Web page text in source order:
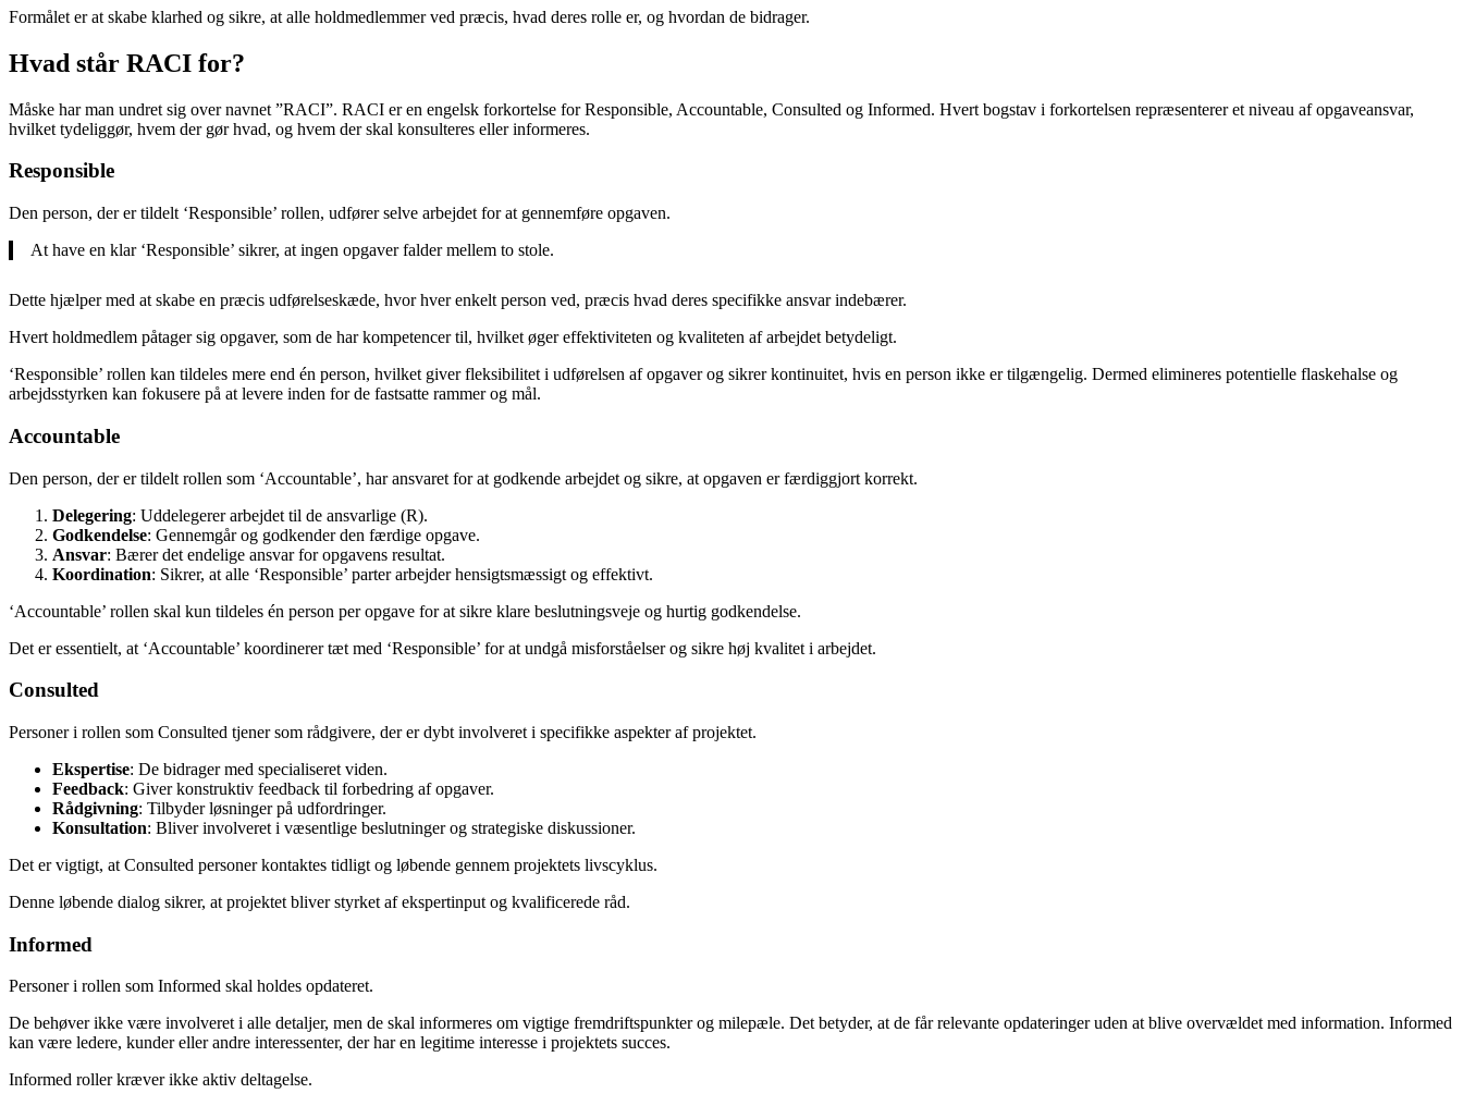
Formålet er at skabe klarhed og sikre, at alle holdmedlemmer ved præcis, hvad deres rolle er, og hvordan de bidrager.
Hvad står RACI for?
Måske har man undret sig over navnet ”RACI”. RACI er en engelsk forkortelse for Responsible, Accountable, Consulted og Informed. Hvert bogstav i forkortelsen repræsenterer et niveau af opgaveansvar,
hvilket tydeliggør, hvem der gør hvad, og hvem der skal konsulteres eller informeres.
Responsible
Den person, der er tildelt ‘Responsible’ rollen, udfører selve arbejdet for at gennemføre opgaven.
At have en klar ‘Responsible’ sikrer, at ingen opgaver falder mellem to stole.
Dette hjælper med at skabe en præcis udførelseskæde, hvor hver enkelt person ved, præcis hvad deres specifikke ansvar indebærer.
Hvert holdmedlem påtager sig opgaver, som de har kompetencer til, hvilket øger effektiviteten og kvaliteten af arbejdet betydeligt.
‘Responsible’ rollen kan tildeles mere end én person, hvilket giver fleksibilitet i udførelsen af opgaver og sikrer kontinuitet, hvis en person ikke er tilgængelig. Dermed elimineres potentielle flaskehalse og
arbejdsstyrken kan fokusere på at levere inden for de fastsatte rammer og mål.
Accountable
Den person, der er tildelt rollen som ‘Accountable’, har ansvaret for at godkende arbejdet og sikre, at opgaven er færdiggjort korrekt.
Delegering: Uddelegerer arbejdet til de ansvarlige (R).
Godkendelse: Gennemgår og godkender den færdige opgave.
Ansvar: Bærer det endelige ansvar for opgavens resultat.
Koordination: Sikrer, at alle ‘Responsible’ parter arbejder hensigtsmæssigt og effektivt.
‘Accountable’ rollen skal kun tildeles én person per opgave for at sikre klare beslutningsveje og hurtig godkendelse.
Det er essentielt, at ‘Accountable’ koordinerer tæt med ‘Responsible’ for at undgå misforståelser og sikre høj kvalitet i arbejdet.
Consulted
Personer i rollen som Consulted tjener som rådgivere, der er dybt involveret i specifikke aspekter af projektet.
Ekspertise: De bidrager med specialiseret viden.
Feedback: Giver konstruktiv feedback til forbedring af opgaver.
Rådgivning: Tilbyder løsninger på udfordringer.
Konsultation: Bliver involveret i væsentlige beslutninger og strategiske diskussioner.
Det er vigtigt, at Consulted personer kontaktes tidligt og løbende gennem projektets livscyklus.
Denne løbende dialog sikrer, at projektet bliver styrket af ekspertinput og kvalificerede råd.
Informed
Personer i rollen som Informed skal holdes opdateret.
De behøver ikke være involveret i alle detaljer, men de skal informeres om vigtige fremdriftspunkter og milepæle. Det betyder, at de får relevante opdateringer uden at blive overvældet med information. Informed
kan være ledere, kunder eller andre interessenter, der har en legitime interesse i projektets succes.
Informed roller kræver ikke aktiv deltagelse.